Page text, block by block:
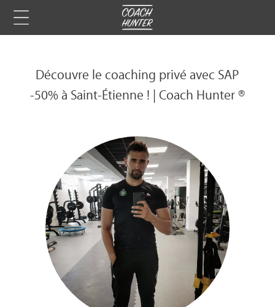
Découvre le coaching privé avec SAP
-50% à Saint-Étienne ! | Coach Hunter ®